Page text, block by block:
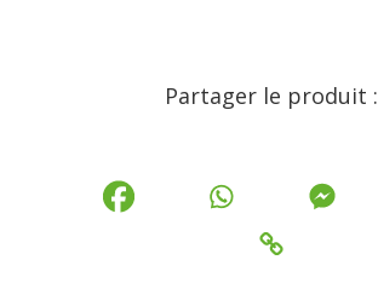
Partager le produit :